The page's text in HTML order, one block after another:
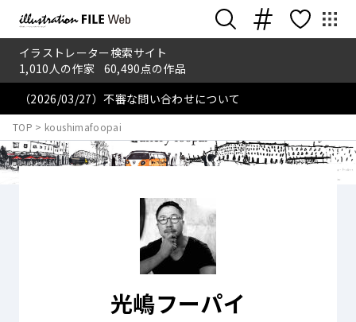
イラストレーター検索サイト
1,010人の作家 60,490点の作品
（2026/03/27）不審な問い合わせについて
TOP > koushimafoopai
光嶋フーパイ